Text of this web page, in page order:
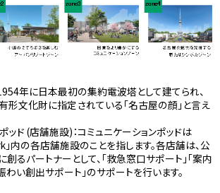
年に日本最初の集約電波塔として建てられ、
形文化財に指定されている「名古屋の顔」と言え
ッド (店舗施設)：コミュニケーションポッドは
内の各店舗施設のことを指します。各店舗は、公
るパートナーとして、「救急窓口サポート」「案内
わい創出サポート」のサポートを行います。